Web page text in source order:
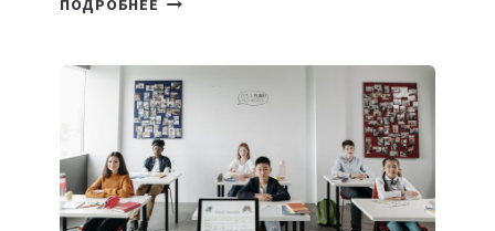
ПОДРОБНЕЕ
DEAL
VELOCITY
BY
MOST
—
МЕЖДУНАРОДНУЮ